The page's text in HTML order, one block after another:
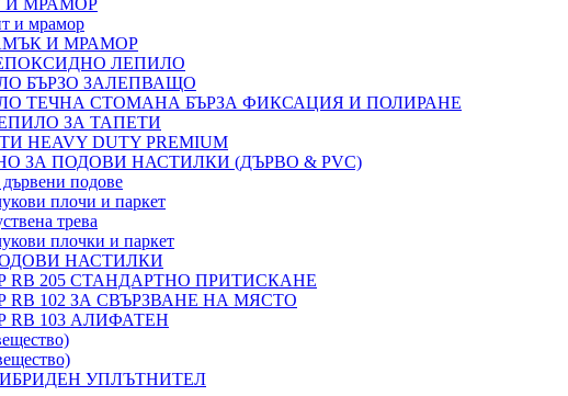
И МРАМОP
и мрамор
И МРАМОP
ЛЕПИЛО
БЪРЗО ЗАЛЕПВАЩО
ТЕЧНА СТОМАНА БЪРЗА ФИКСАЦИЯ И ПОЛИРАНЕ
ЗА ТАПЕТИ
HEAVY DUTY PREMIUM
ЗА ПОДОВИ НАСТИЛКИ (ДЪРВО & PVC)
подове
плочи и паркет
трева
плочки и паркет
НАСТИЛКИ
205 СТАНДАРТНО ПРИТИСКАНЕ
102 ЗА СВЪРЗВАНЕ НА МЯСТО
103 АЛИФАТЕН
УПЛЪТНИТЕЛ